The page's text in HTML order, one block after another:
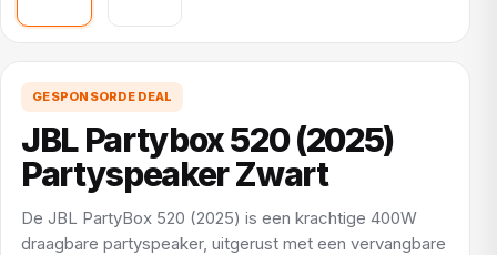
GESPONSORDE DEAL
JBL Partybox 520 (2025)
Partyspeaker Zwart
De JBL PartyBox 520 (2025) is een krachtige 400W
draagbare partyspeaker, uitgerust met een vervangbare